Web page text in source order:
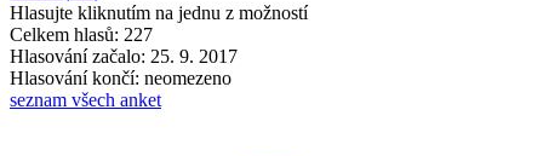
Hlasujte kliknutím na jednu z možností
Celkem hlasů: 227
Hlasování začalo: 25. 9. 2017
Hlasování končí: neomezeno
seznam všech anket